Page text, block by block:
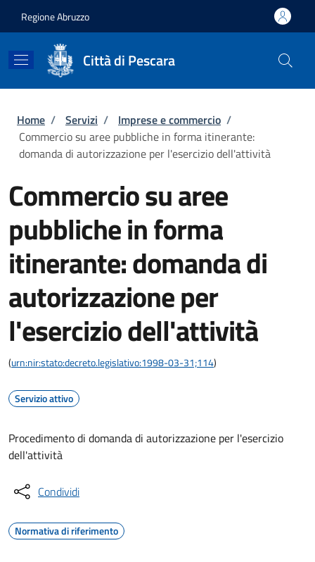
Regione Abruzzo
Città di Pescara
Briciole di pane
Home / Servizi / Imprese e commercio /
Commercio su aree pubbliche in forma itinerante:
domanda di autorizzazione per l'esercizio dell'attività
Commercio su aree
pubbliche in forma
itinerante: domanda di
autorizzazione per
l'esercizio dell'attività
(urn:nir:stato:decreto.legislativo:1998-03-31;114)
Servizio attivo
Procedimento di domanda di autorizzazione per l'esercizio
dell'attività
Condividi
Normativa di riferimento